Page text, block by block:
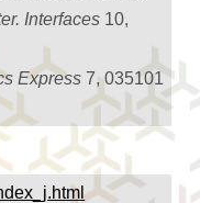
Interfaces 10,
Express 7, 035101